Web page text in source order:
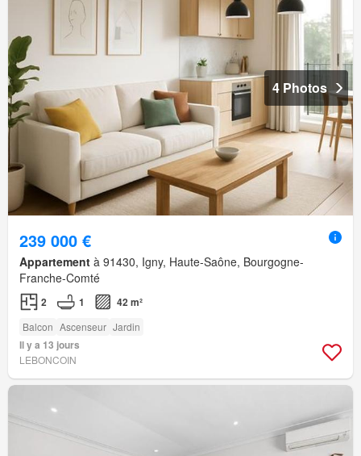
4 Photos
239 000 €
Appartement à 91430, Igny, Haute-Saône, Bourgogne-
Franche-Comté
2 1 42 m²
Balcon Ascenseur Jardin
Il y a 13 jours
LEBONCOIN